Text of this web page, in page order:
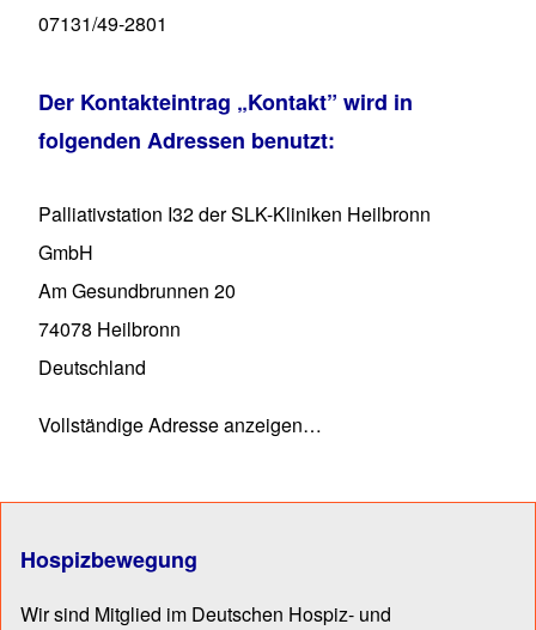
07131/49-2801
Der Kontakteintrag „Kontakt” wird in
folgenden Adressen benutzt:
Palliativstation I32 der SLK-Kliniken Heilbronn
GmbH
Am Gesundbrunnen 20
74078 Heilbronn
Deutschland
Vollständige Adresse anzeigen…
Hospizbewegung
Wir sind Mitglied im Deutschen Hospiz- und